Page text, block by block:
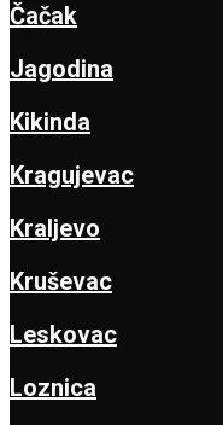
Čačak
Jagodina
Kikinda
Kragujevac
Kraljevo
Kruševac
Leskovac
Loznica